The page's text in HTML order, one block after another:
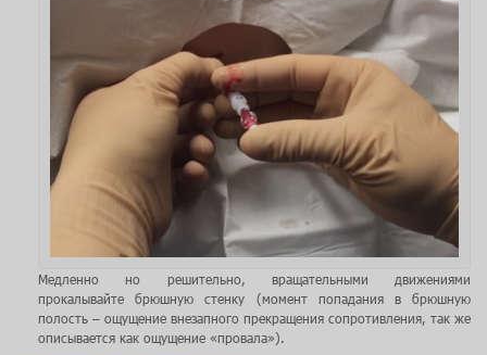
Медленно но решительно, вращательными движениями
прокалывайте брюшную стенку (момент попадания в брюшную
полость – ощущение внезапного прекращения сопротивления, так же
описывается как ощущение «провала»).